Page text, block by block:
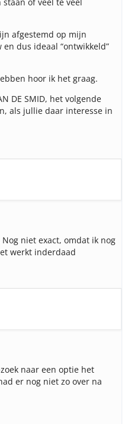
afgestemd op mijn
dus ideaal “ontwikkeld”
hoor ik het graag.
DE SMID, het volgende
als jullie daar interesse in
niet exact, omdat ik nog
werkt inderdaad
naar een optie het
er nog niet zo over na